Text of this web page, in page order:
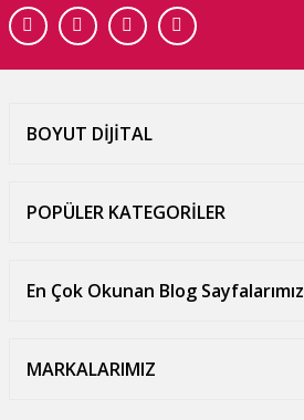
BOYUT DİJİTAL
POPÜLER KATEGORİLER
En Çok Okunan Blog Sayfalarımız
MARKALARIMIZ